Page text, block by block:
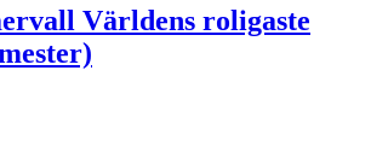
Världens roligaste